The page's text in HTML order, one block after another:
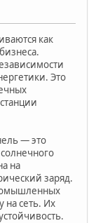
как
Это
— это
на
заряд.
на сеть. Их